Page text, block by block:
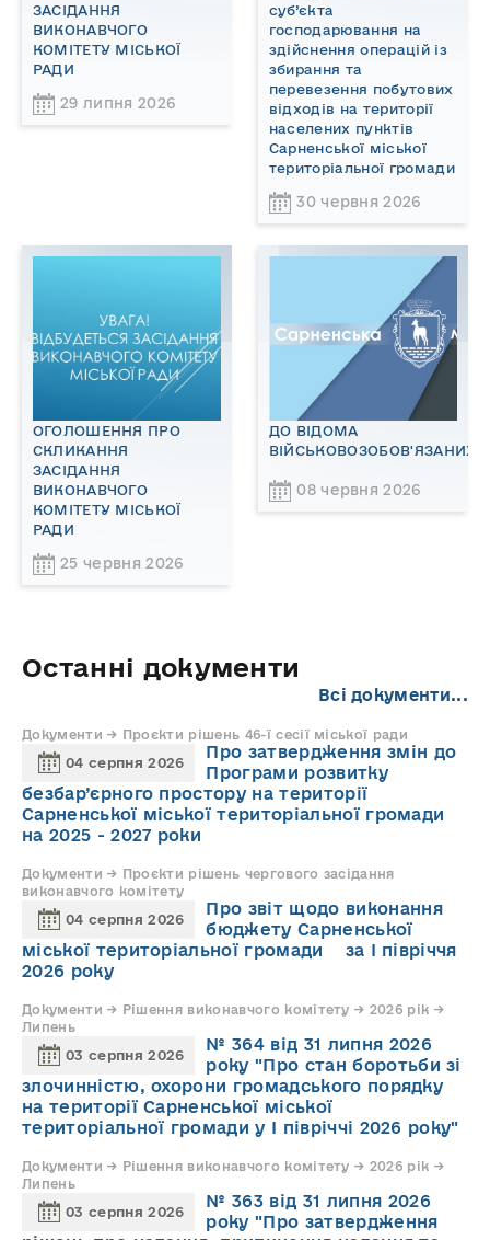
ЗАСІДАННЯ
ВИКОНАВЧОГО
КОМІТЕТУ МІСЬКОЇ
РАДИ
29 липня 2026
суб’єкта
господарювання на
здійснення операцій із
збирання та
перевезення побутових
відходів на території
населених пунктів
Сарненської міської
територіальної громади
30 червня 2026
ОГОЛОШЕННЯ ПРО
СКЛИКАННЯ
ЗАСІДАННЯ
ВИКОНАВЧОГО
КОМІТЕТУ МІСЬКОЇ
РАДИ
25 червня 2026
ДО ВІДОМА
ВІЙСЬКОВОЗОБОВ'ЯЗАНИХ!
08 червня 2026
Останні документи
Всі документи...
Документи → Проєкти рішень 46-ї сесії міської ради
04 серпня 2026
Про затвердження змін до
Програми розвитку
безбар’єрного простору на території
Сарненської міської територіальної громади
на 2025 - 2027 роки
Документи → Проєкти рішень чергового засідання
виконавчого комітету
04 серпня 2026
Про звіт щодо виконання
бюджету Сарненської
міської територіальної громади за І півріччя
2026 року
Документи → Рішення виконавчого комітету → 2026 рік →
Липень
03 серпня 2026
№ 364 від 31 липня 2026
року "Про стан боротьби зі
злочинністю, охорони громадського порядку
на території Сарненської міської
територіальної громади у І півріччі 2026 року"
Документи → Рішення виконавчого комітету → 2026 рік →
Липень
03 серпня 2026
№ 363 від 31 липня 2026
року "Про затвердження